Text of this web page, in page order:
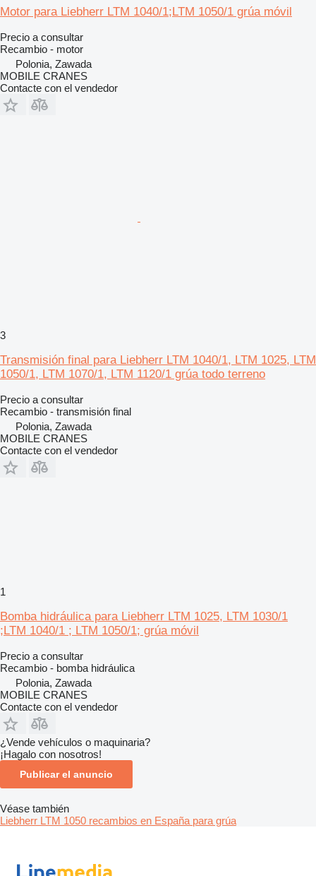
Motor para Liebherr LTM 1040/1;LTM 1050/1 grúa móvil
Precio a consultar
Recambio - motor
Polonia, Zawada
MOBILE CRANES
Contacte con el vendedor
3
Transmisión final para Liebherr LTM 1040/1, LTM 1025, LTM
1050/1, LTM 1070/1, LTM 1120/1 grúa todo terreno
Precio a consultar
Recambio - transmisión final
Polonia, Zawada
MOBILE CRANES
Contacte con el vendedor
1
Bomba hidráulica para Liebherr LTM 1025, LTM 1030/1
;LTM 1040/1 ; LTM 1050/1; grúa móvil
Precio a consultar
Recambio - bomba hidráulica
Polonia, Zawada
MOBILE CRANES
Contacte con el vendedor
¿Vende vehículos o maquinaria?
¡Hagalo con nosotros!
Publicar el anuncio
Véase también
Liebherr LTM 1050 recambios en España para grúa